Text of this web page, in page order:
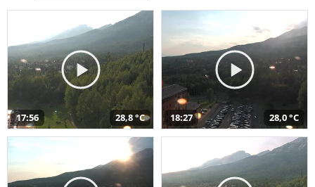
17:56 28,8 °C 18:27 28,0 °C